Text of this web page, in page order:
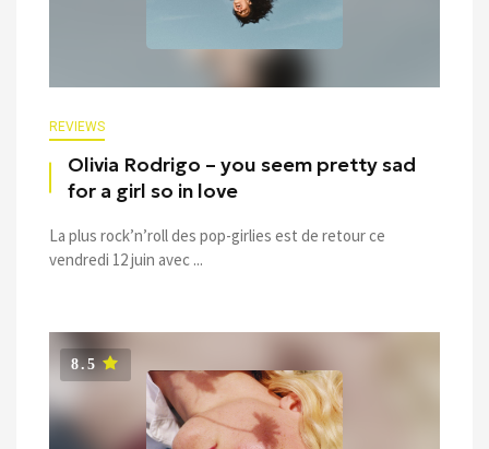
REVIEWS
Olivia Rodrigo – you seem pretty sad
for a girl so in love
La plus rock’n’roll des pop-girlies est de retour ce
vendredi 12 juin avec ...
8.5